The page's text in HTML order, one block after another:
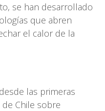
se han desarrollado
que abren
el calor de la
las primeras
Chile sobre